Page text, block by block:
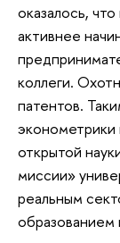
оказалось,
активнее
коллеги.
патентов.
открытой
миссии»
реальным
образованием